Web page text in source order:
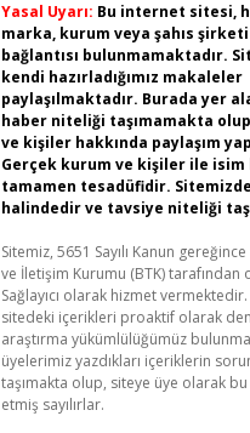
Yasal Uyarı: Bu internet sitesi,
marka, kurum veya şahıs
bağlantısı bulunmamaktadır.
kendi hazırladığımız makaleler
paylaşılmaktadır. Burada yer
haber niteliği taşımamakta
ve kişiler hakkında paylaşım
Gerçek kurum ve kişiler ile
tamamen tesadüfidir.
halindedir ve tavsiye niteliği
Sitemiz, 5651 Sayılı Kanun
ve İletişim Kurumu (BTK) tarafından
Sağlayıcı olarak hizmet
sitedeki içerikleri proaktif olarak
araştırma yükümlülüğümüz
üyelerimiz yazdıkları içeriklerin
taşımakta olup, siteye üye olarak
etmiş sayılırlar.